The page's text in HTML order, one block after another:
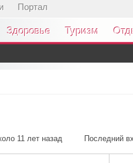
Портал
Здоровье Туризм
11 лет назад Последний